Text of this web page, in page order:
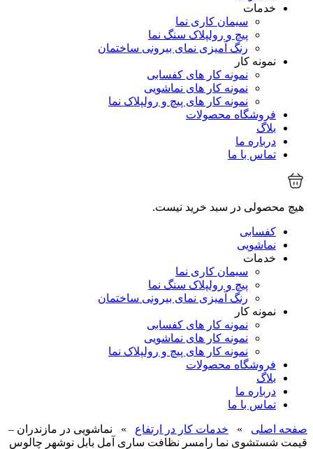
خدمات
سیمان کاری نما
پیچ و رولپلاک سنگ نما
رنگ آمیزی نمای بیرونی ساختمان
نمونه کار
نمونه کار های کفسابی
نمونه کار های نماشویی
نمونه کار های پیچ و رولپلاک نما
فروشگاه محصولات
بلاگ
درباره ما
تماس با ما
هیچ محصولی در سبد خرید نیست.
کفسابی
نماشویی
خدمات
سیمان کاری نما
پیچ و رولپلاک سنگ نما
رنگ آمیزی نمای بیرونی ساختمان
نمونه کار
نمونه کار های کفسابی
نمونه کار های نماشویی
نمونه کار های پیچ و رولپلاک نما
فروشگاه محصولات
بلاگ
درباره ما
تماس با ما
صفحه اصلی » خدمات کار در ارتفاع » نماشویی در مازندران –
قیمت شستشوی نما رامسر نظافت ساری آمل بابل نوشهر چالوس